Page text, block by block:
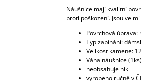
Náušnice mají kvalitní
proti poškození. Jsou
Povrchová úprava:
Typ zapínání:
Velikost kamene:
Váha náušnice
neobsahuje nikl
vyrobeno ručně v